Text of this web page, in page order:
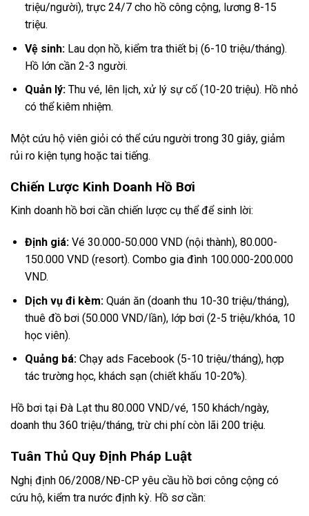
triệu/người), trực 24/7 cho hồ công cộng, lương 8-15
triệu.
Vệ sinh:Lau dọn hồ, kiểm tra thiết bị (6-10 triệu/tháng).
Hồ lớn cần 2-3 người.
Quản lý:Thu vé, lên lịch, xử lý sự cố (10-20 triệu). Hồ nhỏ
có thể kiêm nhiệm.
Một cứu hộ viên giỏi có thể cứu người trong 30 giây, giảm
rủi ro kiện tụng hoặc tai tiếng.
Chiến Lược Kinh Doanh Hồ Bơi
Kinh doanh hồ bơi cần chiến lược cụ thể để sinh lời:
Định giá:Vé 30.000-50.000 VND (nội thành), 80.000-
150.000 VND (resort). Combo gia đình 100.000-200.000
VND.
Dịch vụ đi kèm:Quán ăn (doanh thu 10-30 triệu/tháng),
thuê đồ bơi (50.000 VND/lần), lớp bơi (2-5 triệu/khóa, 10
học viên).
Quảng bá:Chạy ads Facebook (5-10 triệu/tháng), hợp
tác trường học, khách sạn (chiết khấu 10-20%).
Hồ bơi tại Đà Lạt thu 80.000 VND/vé, 150 khách/ngày,
doanh thu 360 triệu/tháng, trừ chi phí còn lãi 200 triệu.
Tuân Thủ Quy Định Pháp Luật
Nghị định 06/2008/NĐ-CP yêu cầu hồ bơi công cộng có
cứu hộ, kiểm tra nước định kỳ. Hồ sơ cần: